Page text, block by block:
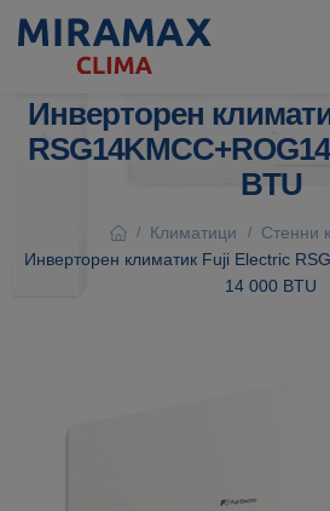
Инверторен
BTU
/ Климатици / Стенни
Инверторен климатик Fuji Electric
14 000 BTU